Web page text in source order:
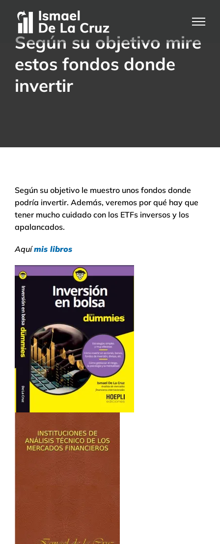
Según su objetivo mire
estos fondos donde
invertir
Según su objetivo le muestro unos fondos donde
podría invertir. Además, veremos por qué hay que
tener mucho cuidado con los ETFs inversos y los
apalancados.
Aquímis libros